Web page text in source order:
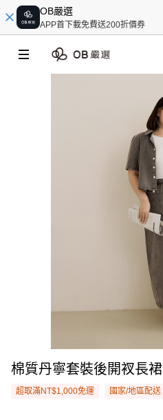
OB嚴選
APP首下載免費送200折價券
棉質丹寧套裝後開衩長裙
超取滿NT$1,000免運 國家/地區配送